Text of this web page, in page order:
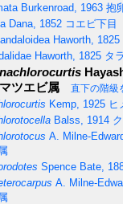
Burkenroad, 1963 抱卵
Dana, 1852 コエビ下目
Haworth, 1825
Haworth, 1825 タラ
ツエビ属
直下の階級を
Kemp, 1925 ヒ
Balss, 1914 ク
A. Milne-
Spence Bate, 1888
A. Milne-